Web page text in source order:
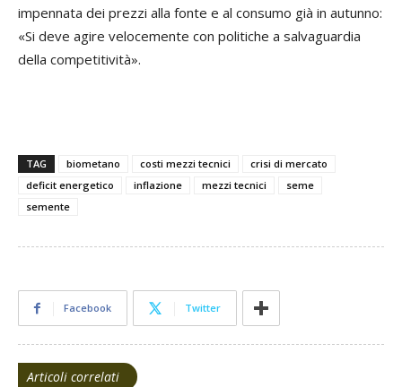
impennata dei prezzi alla fonte e al consumo già in autunno:
«Si deve agire velocemente con politiche a salvaguardia
della competitività».
TAG biometano costi mezzi tecnici
crisi di mercato
deficit energetico
inflazione mezzi tecnici
seme
semente
Facebook Twitter
Articoli correlati